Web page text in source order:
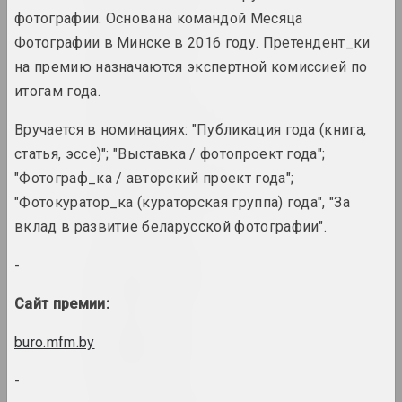
Александр Акуционок
искусствоведка
Alexey Shlyk & Ben Van
den Berghe
фотографии. Основана командой Месяца
Фотографии в Минске в 2016 году. Претендент_ки
на премию назначаются экспертной комиссией по
итогам года.
Вручается в номинациях: "Публикация года (книга,
статья, эссе)"; "Выставка / фотопроект года";
"Фотограф_ка / авторский проект года";
"Фотокуратор_ка (кураторская группа) года", "За
вклад в развитие беларусской фотографии".
-
Сайт премии:
buro.mfm.by
-